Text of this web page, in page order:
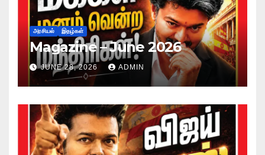
அரசியல் இதழ்கள்
Magazine – June 2026
JUNE 28, 2026 ADMIN